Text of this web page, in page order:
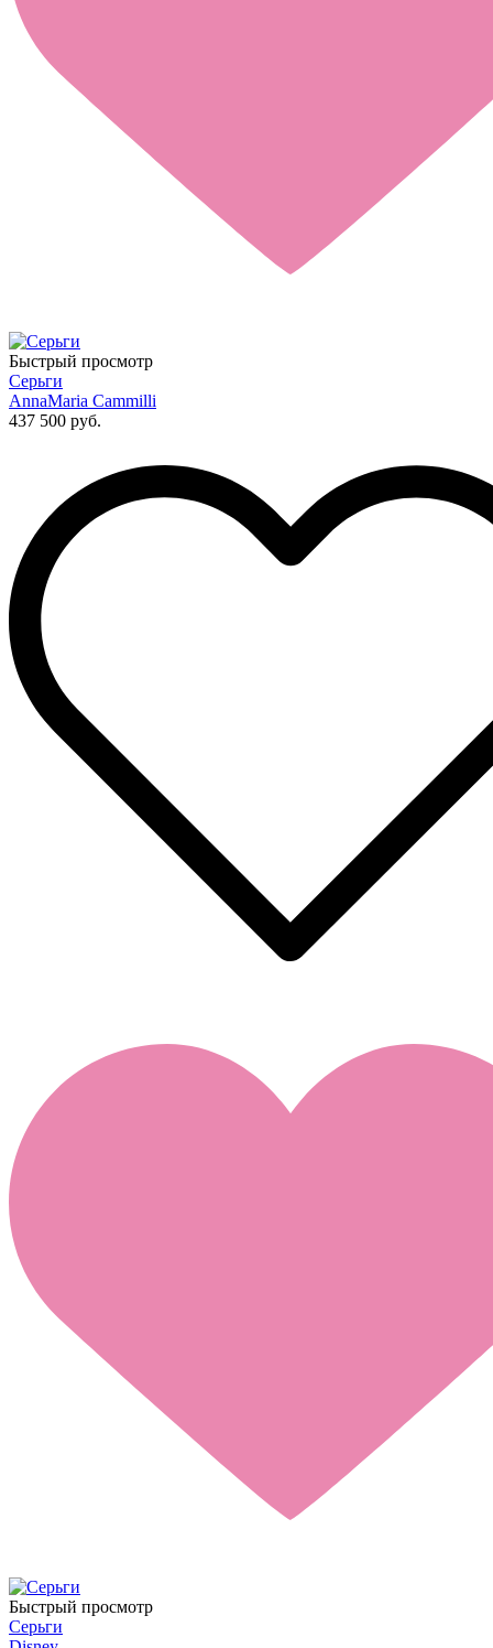
Быстрый просмотр
Серьги
AnnaMaria Cammilli
437 500 руб.
Быстрый просмотр
Серьги